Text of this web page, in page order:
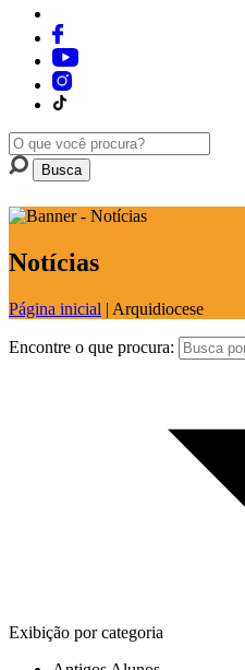
Notícias
Página inicial | Arquidiocese
Encontre o que procura:
Exibição por categoria